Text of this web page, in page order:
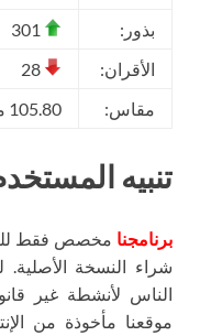
بذور:
الأقران:
مقاس:
105.80 ميجابايت
تنبيه
برنامجنا مخصص فقط
شراء النسخة
الناس لأنشطة غير
موقعنا مأخوذة من